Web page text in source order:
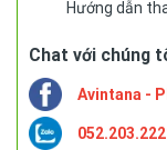
Hướng dẫn
Chat với chúng
Avintana -